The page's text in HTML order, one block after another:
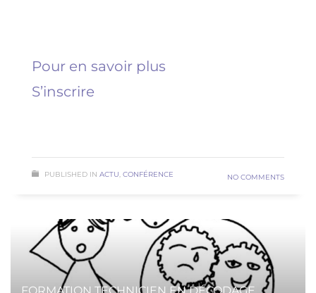
Pour en savoir plus
S’inscrire
PUBLISHED IN ACTU, CONFÉRENCE NO COMMENTS
FORMATION TECHNICIEN EN DÉCODAGE